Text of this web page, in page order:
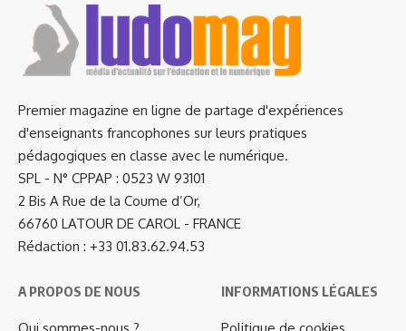
Premier magazine en ligne de partage d'expériences
d'enseignants francophones sur leurs pratiques
pédagogiques en classe avec le numérique.
SPL - N° CPPAP : 0523 W 93101
2 Bis A Rue de la Coume d’Or,
66760 LATOUR DE CAROL - FRANCE
Rédaction : +33 01.83.62.94.53
A PROPOS DE NOUS INFORMATIONS LÉGALES